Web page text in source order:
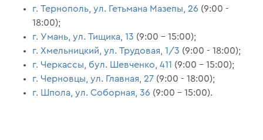
г. Тернополь, ул. Гетьмана Мазепы, 26 (9:00 -
18:00);
г. Умань, ул. Тищика, 13 (9:00 – 15:00);
г. Хмельницкий, ул. Трудовая, 1/3 (9:00 - 18:00);
г. Черкассы, бул. Шевченко, 411 (9:00 – 15:00);
г. Черновцы, ул. Главная, 27 (9:00 - 18:00);
г. Шпола, ул. Соборная, 36 (9:00 – 15:00).